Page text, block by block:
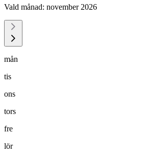
Vald månad: november 2026
mån
tis
ons
tors
fre
lör